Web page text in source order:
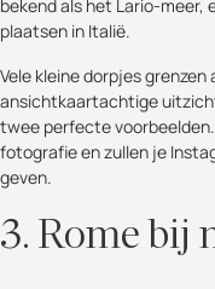
bekend als het Lario-
plaatsen in Italië.
Vele kleine dorpjes
ansichtkaartachtige
twee perfecte
fotografie en zullen je
geven.
3. Rome bij